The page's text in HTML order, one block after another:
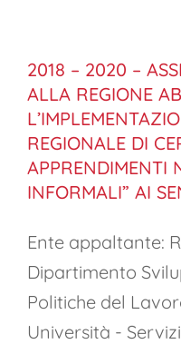
2018 – 2020 –
ALLA REGIONE
REGIONALE DI
APPRENDIMENTI
INFORMALI” AI
Ente appaltante:
Dipartimento
Politiche del
Università -